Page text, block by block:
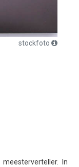
stockfoto
In